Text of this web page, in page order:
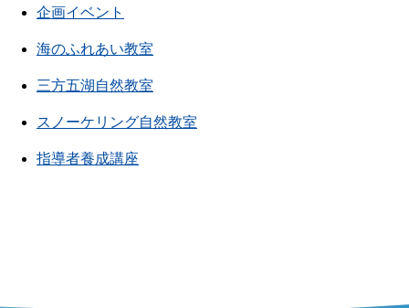
企画イベント
海のふれあい教室
三方五湖自然教室
スノーケリング自然教室
指導者養成講座